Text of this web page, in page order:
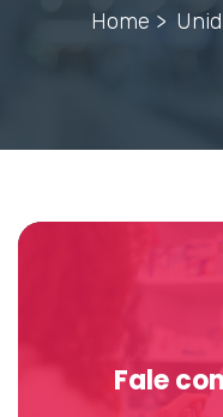
Home >
Fale